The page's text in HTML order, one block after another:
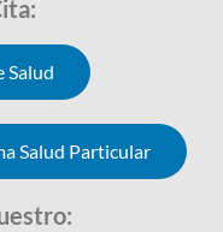
Salud
Salud Particular